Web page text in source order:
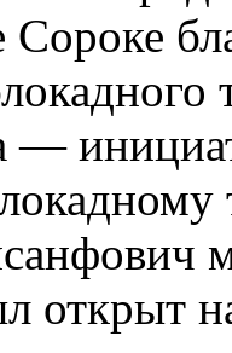
Сороке
открыт